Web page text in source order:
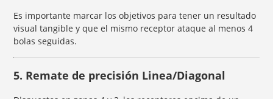
Es importante marcar los objetivos para tener un resultado
visual tangible y que el mismo receptor ataque al menos 4
bolas seguidas.
5. Remate de precisión Linea/Diagonal